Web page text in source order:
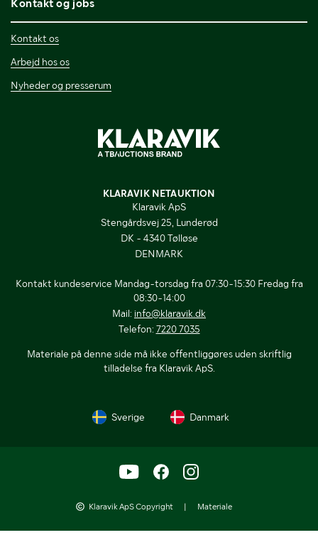
Kontakt og jobs
Kontakt os
Arbejd hos os
Nyheder og presserum
KLARAVIK NETAUKTION
Klaravik ApS
Stengårdsvej 25, Lunderød
DK - 4340 Tølløse
DENMARK
Kontakt kundeservice Mandag-torsdag fra 07:30-15:30 Fredag fra
08:30-14:00
Mail: info@klaravik.dk
Telefon: 7220 7035
Materiale på denne side må ikke offentliggøres uden skriftlig
tilladelse fra Klaravik ApS.
Sverige Danmark
Klaravik ApS Copyright | Materiale